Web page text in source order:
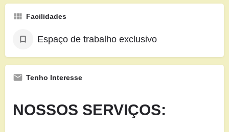
Facilidades
Espaço de trabalho exclusivo
Tenho Interesse
NOSSOS SERVIÇOS: